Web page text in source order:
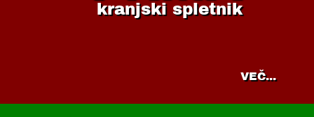
kranjski spletnik
VEČ...